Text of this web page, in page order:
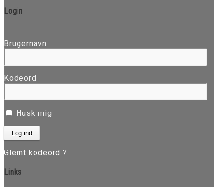
Login
Brugernavn
Kodeord
Husk mig
Glemt kodeord ?
Links